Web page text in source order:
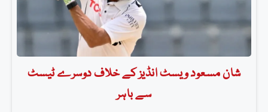
شان مسعود ویسٹ انڈیز کے خلاف دوسرے ٹیسٹ
سے باہر